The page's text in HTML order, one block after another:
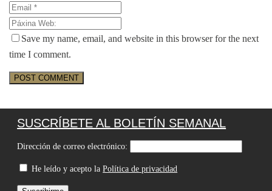
Save my name, email, and website in this browser for the next
time I comment.
SUSCRÍBETE AL BOLETÍN SEMANAL
Dirección de correo electrónico:
He leído y acepto laPolítica de privacidad